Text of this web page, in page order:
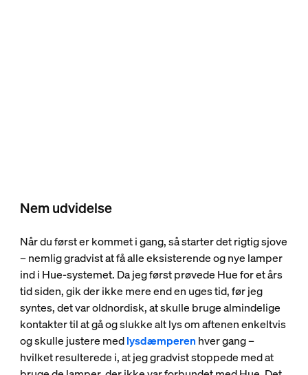
Nem udvidelse
Når du først er kommet i gang, så starter det rigtig sjove
– nemlig gradvist at få alle eksisterende og nye lamper
ind i Hue-systemet. Da jeg først prøvede Hue for et års
tid siden, gik der ikke mere end en uges tid, før jeg
syntes, det var oldnordisk, at skulle bruge almindelige
kontakter til at gå og slukke alt lys om aftenen enkeltvis
og skulle justere medlysdæmperen hver gang –
hvilket resulterede i, at jeg gradvist stoppede med at